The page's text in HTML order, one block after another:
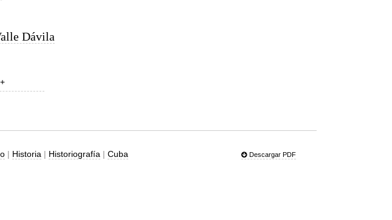
Dávila
| Historia | Historiografía |Cuba Descargar PDF